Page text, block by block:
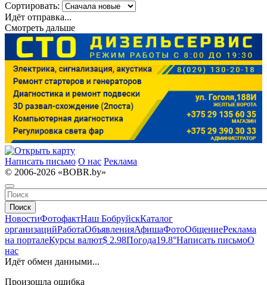
Сортировать:
Идёт отправка...
Смотреть дальше
Написать письмо О нас Реклама
© 2006-2026 «BOBR.by»
Поиск
НовостиФотофактНаш БобруйскКаталог
организацийРаботаОбъявленияАфишаФотоОбщениеРеклама
на порталеКурсы валют$ 2.98Погода19.8°Написать письмоО
нас
Идёт обмен данными...
Произошла ошибка